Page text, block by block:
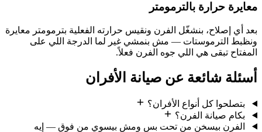
معايرة حرارة بالترمومتر
بعد أي إصلاح، بنشغّل الفرن ونقيس حرارته الفعلية بترمومتر معايرة
ونظبط الترموستات — مش بنمشي غير لما الدرجة اللي على
المفتاح تبقى هي اللي جوه الفرن فعلاً.
أسئلة شائعة عن صيانة الأفران
بتصلحوا كل أنواع الأفران؟
بكام صيانة الفرن؟
الفرن بيسخن من تحت بس ومش بيسوي من فوق — إيه